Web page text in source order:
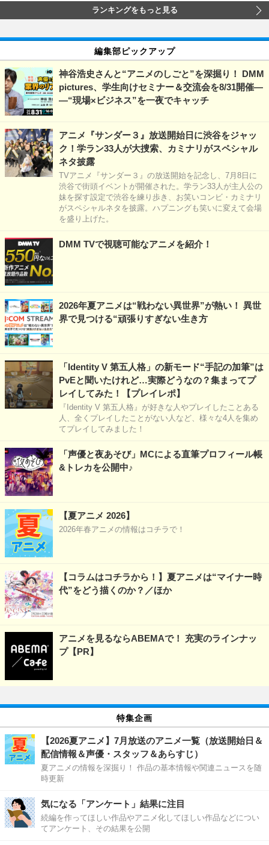
ランキングをもっと見る
編集部ピックアップ
神谷浩史さんと“アニメのしごと”を深掘り！ DMM
pictures、学生向けセミナー＆交流会を8/31開催―
―“現場×ビジネス”を一夜でキャッチ
アニメ『サンダー３』放送開始日に渋谷をジャッ
ク！学ラン33人が大捜索、カミナリがスペシャル
ネタ披露
TVアニメ『サンダー３』の放送開始を記念し、7月8日に
渋谷で街頭イベントが開催された。学ラン33人が主人公の
妹を探す設定で渋谷を練り歩き、お笑いコンビ・カミナリ
がスペシャルネタを披露。ハプニングも笑いに変えて会場
を盛り上げた。
DMM TVで視聴可能なアニメを紹介！
2026年夏アニメは“戦わない異世界”が熱い！ 異世
界で見つける“頑張りすぎない生き方
「Identity V 第五人格」の新モード“手記の加筆”は
PvEと聞いたけれど…実際どうなの？集まってプ
レイしてみた！【プレイレポ】
『Identity V 第五人格』が好きな人やプレイしたことある
人、全くプレイしたことがない人など、様々な4人を集め
てプレイしてみました！
「声優と夜あそび」MCによる直筆プロフィール帳
&トレカを公開中♪
【夏アニメ 2026】
2026年春アニメの情報はコチラで！
【コラムはコチラから！】夏アニメは“マイナー時
代”をどう描くのか？／ほか
アニメを見るならABEMAで！ 充実のラインナッ
プ【PR】
特集企画
【2026夏アニメ】7月放送のアニメ一覧（放送開始日＆
配信情報＆声優・スタッフ＆あらすじ）
夏アニメの情報を深掘り！ 作品の基本情報や関連ニュースを随
時更新
気になる「アンケート」結果に注目
続編を作ってほしい作品やアニメ化してほしい作品などについ
てアンケート、その結果を公開